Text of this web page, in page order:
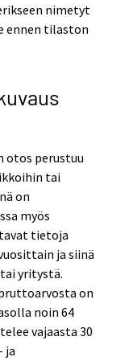
nimetyt
ennen tilaston
otos perustuu
tai
on
myös
tietoja
ja siinä
yritystä.
on
noin 64
vajaasta 30
ja